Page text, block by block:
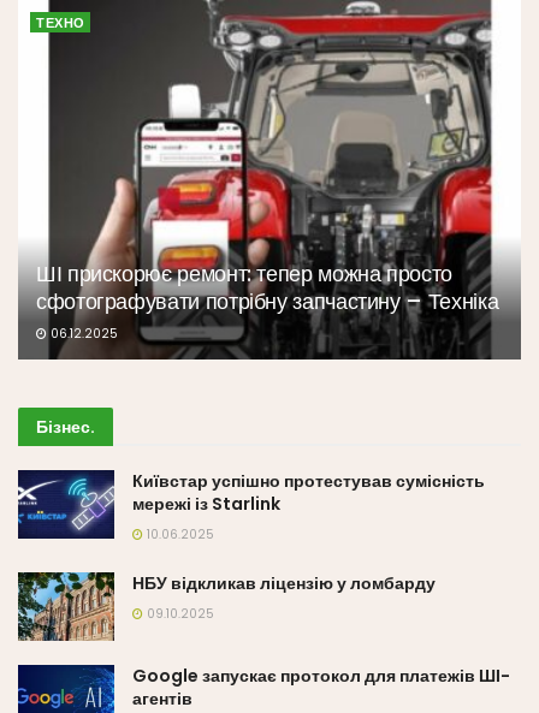
ТЕХНО
ШІ прискорює ремонт: тепер можна просто
сфотографувати потрібну запчастину – Техніка
06.12.2025
Бізнес.
Київстар успішно протестував сумісність
мережі із Starlink
10.06.2025
НБУ відкликав ліцензію у ломбарду
09.10.2025
Google запускає протокол для платежів ШІ-
агентів